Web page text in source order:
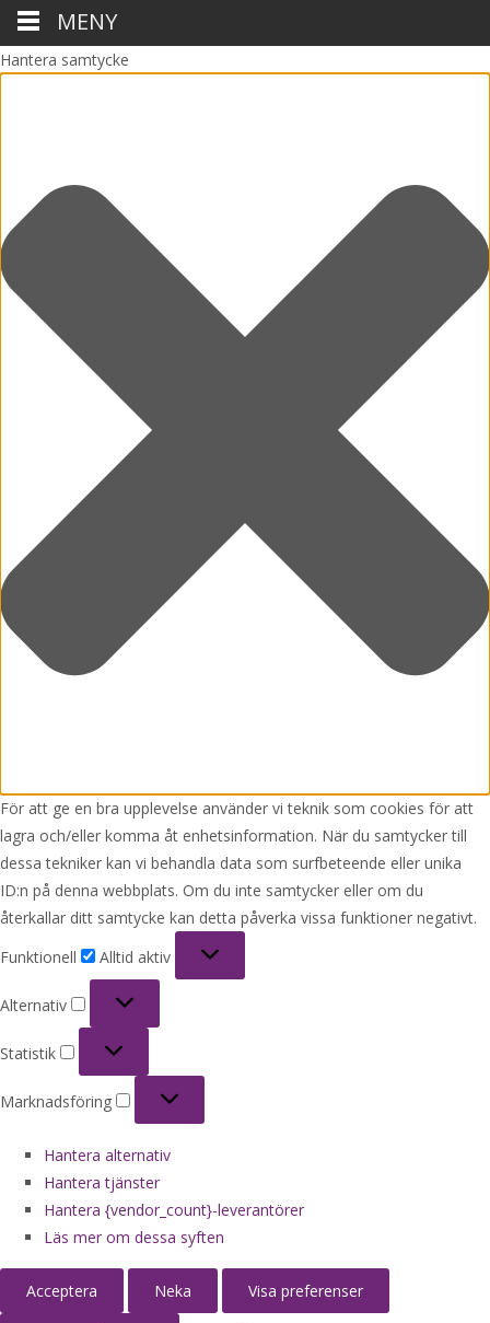
Hantera samtycke
För att ge en bra upplevelse använder vi teknik som cookies för att
lagra och/eller komma åt enhetsinformation. När du samtycker till
dessa tekniker kan vi behandla data som surfbeteende eller unika
ID:n på denna webbplats. Om du inte samtycker eller om du
återkallar ditt samtycke kan detta påverka vissa funktioner negativt.
Funktionell
Alltid aktiv
Alternativ
Statistik
Marknadsföring
Hantera alternativ
Hantera tjänster
Hantera {vendor_count}-leverantörer
Läs mer om dessa syften
Acceptera Neka Visa preferenser
MENY